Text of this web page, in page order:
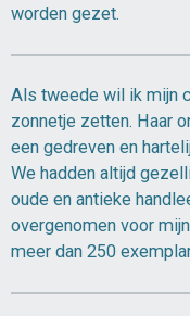
worden gezet.
Als tweede wil ik mijn
zonnetje zetten. Haar
een gedreven en
We hadden altijd
oude en antieke
overgenomen voor
meer dan 250